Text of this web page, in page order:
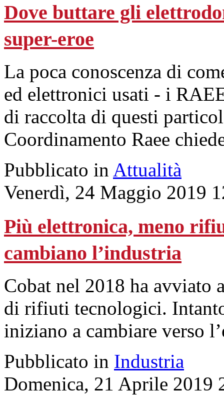
Dove buttare gli
super-eroe
La poca conoscenza di
ed elettronici usati - i
di raccolta di questi
Coordinamento Raee
Pubblicato in Attualità
Venerdì, 24 Maggio 2019
Più elettronica, meno
cambiano l’industria
Cobat nel 2018 ha
di rifiuti tecnologici.
iniziano a cambiare verso
Pubblicato in Industria
Domenica, 21 Aprile 2019